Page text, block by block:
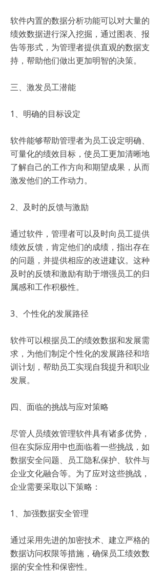
软件内置的数据分析功能可以对大量的
绩效数据进行深入挖掘，通过图表、报
告等形式，为管理者提供直观的数据支
持，帮助他们做出更加明智的决策。
三、激发员工潜能
1、明确的目标设定
软件能够帮助管理者为员工设定明确、
可量化的绩效目标，使员工更加清晰地
了解自己的工作方向和期望成果，从而
激发他们的工作动力。
2、及时的反馈与激励
通过软件，管理者可以及时向员工提供
绩效反馈，肯定他们的成绩，指出存在
的问题，并提供相应的改进建议。这种
及时的反馈和激励有助于增强员工的归
属感和工作积极性。
3、个性化的发展路径
软件可以根据员工的绩效数据和发展需
求，为他们制定个性化的发展路径和培
训计划，帮助员工实现自我提升和职业
发展。
四、面临的挑战与应对策略
尽管人员绩效管理软件具有诸多优势，
但在实际应用中也面临着一些挑战，如
数据安全问题、员工隐私保护、软件与
企业文化融合等。为了应对这些挑战，
企业需要采取以下策略：
1、加强数据安全管理
通过采用先进的加密技术、建立严格的
数据访问权限等措施，确保员工绩效数
据的安全性和保密性。